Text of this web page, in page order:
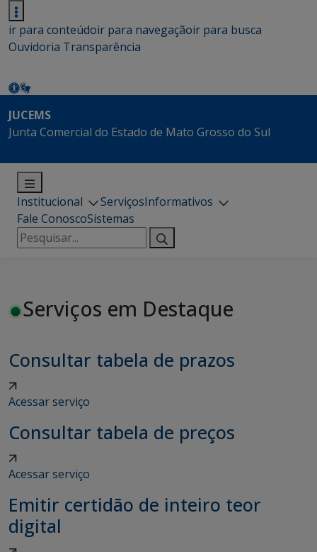
ir para conteúdoir para navegaçãoir para busca
Ouvidoria Transparência
JUCEMS
Junta Comercial do Estado de Mato Grosso do Sul
Institucional ServiçosInformativos
Fale ConoscoSistemas
Pesquisar
por:
Serviços em Destaque
Consultar tabela de prazos
Acessar serviço
Consultar tabela de preços
Acessar serviço
Emitir certidão de inteiro teor
digital